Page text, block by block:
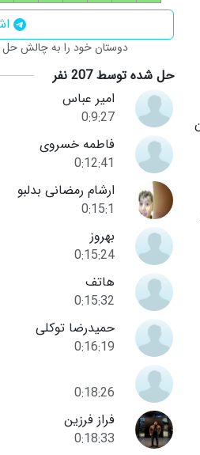
دوستان خود را به چالش حل
حل شده توسط 207 نفر
امیر عباس
0:9:27
فاطمه خسروی
0:12:41
ارشام رمضانی بدلبو
0:15:1
بهروز
0:15:24
هاتف
0:15:32
حمیدرضا توکلی
0:16:19
0:18:26
فراز فرزین
0:18:33